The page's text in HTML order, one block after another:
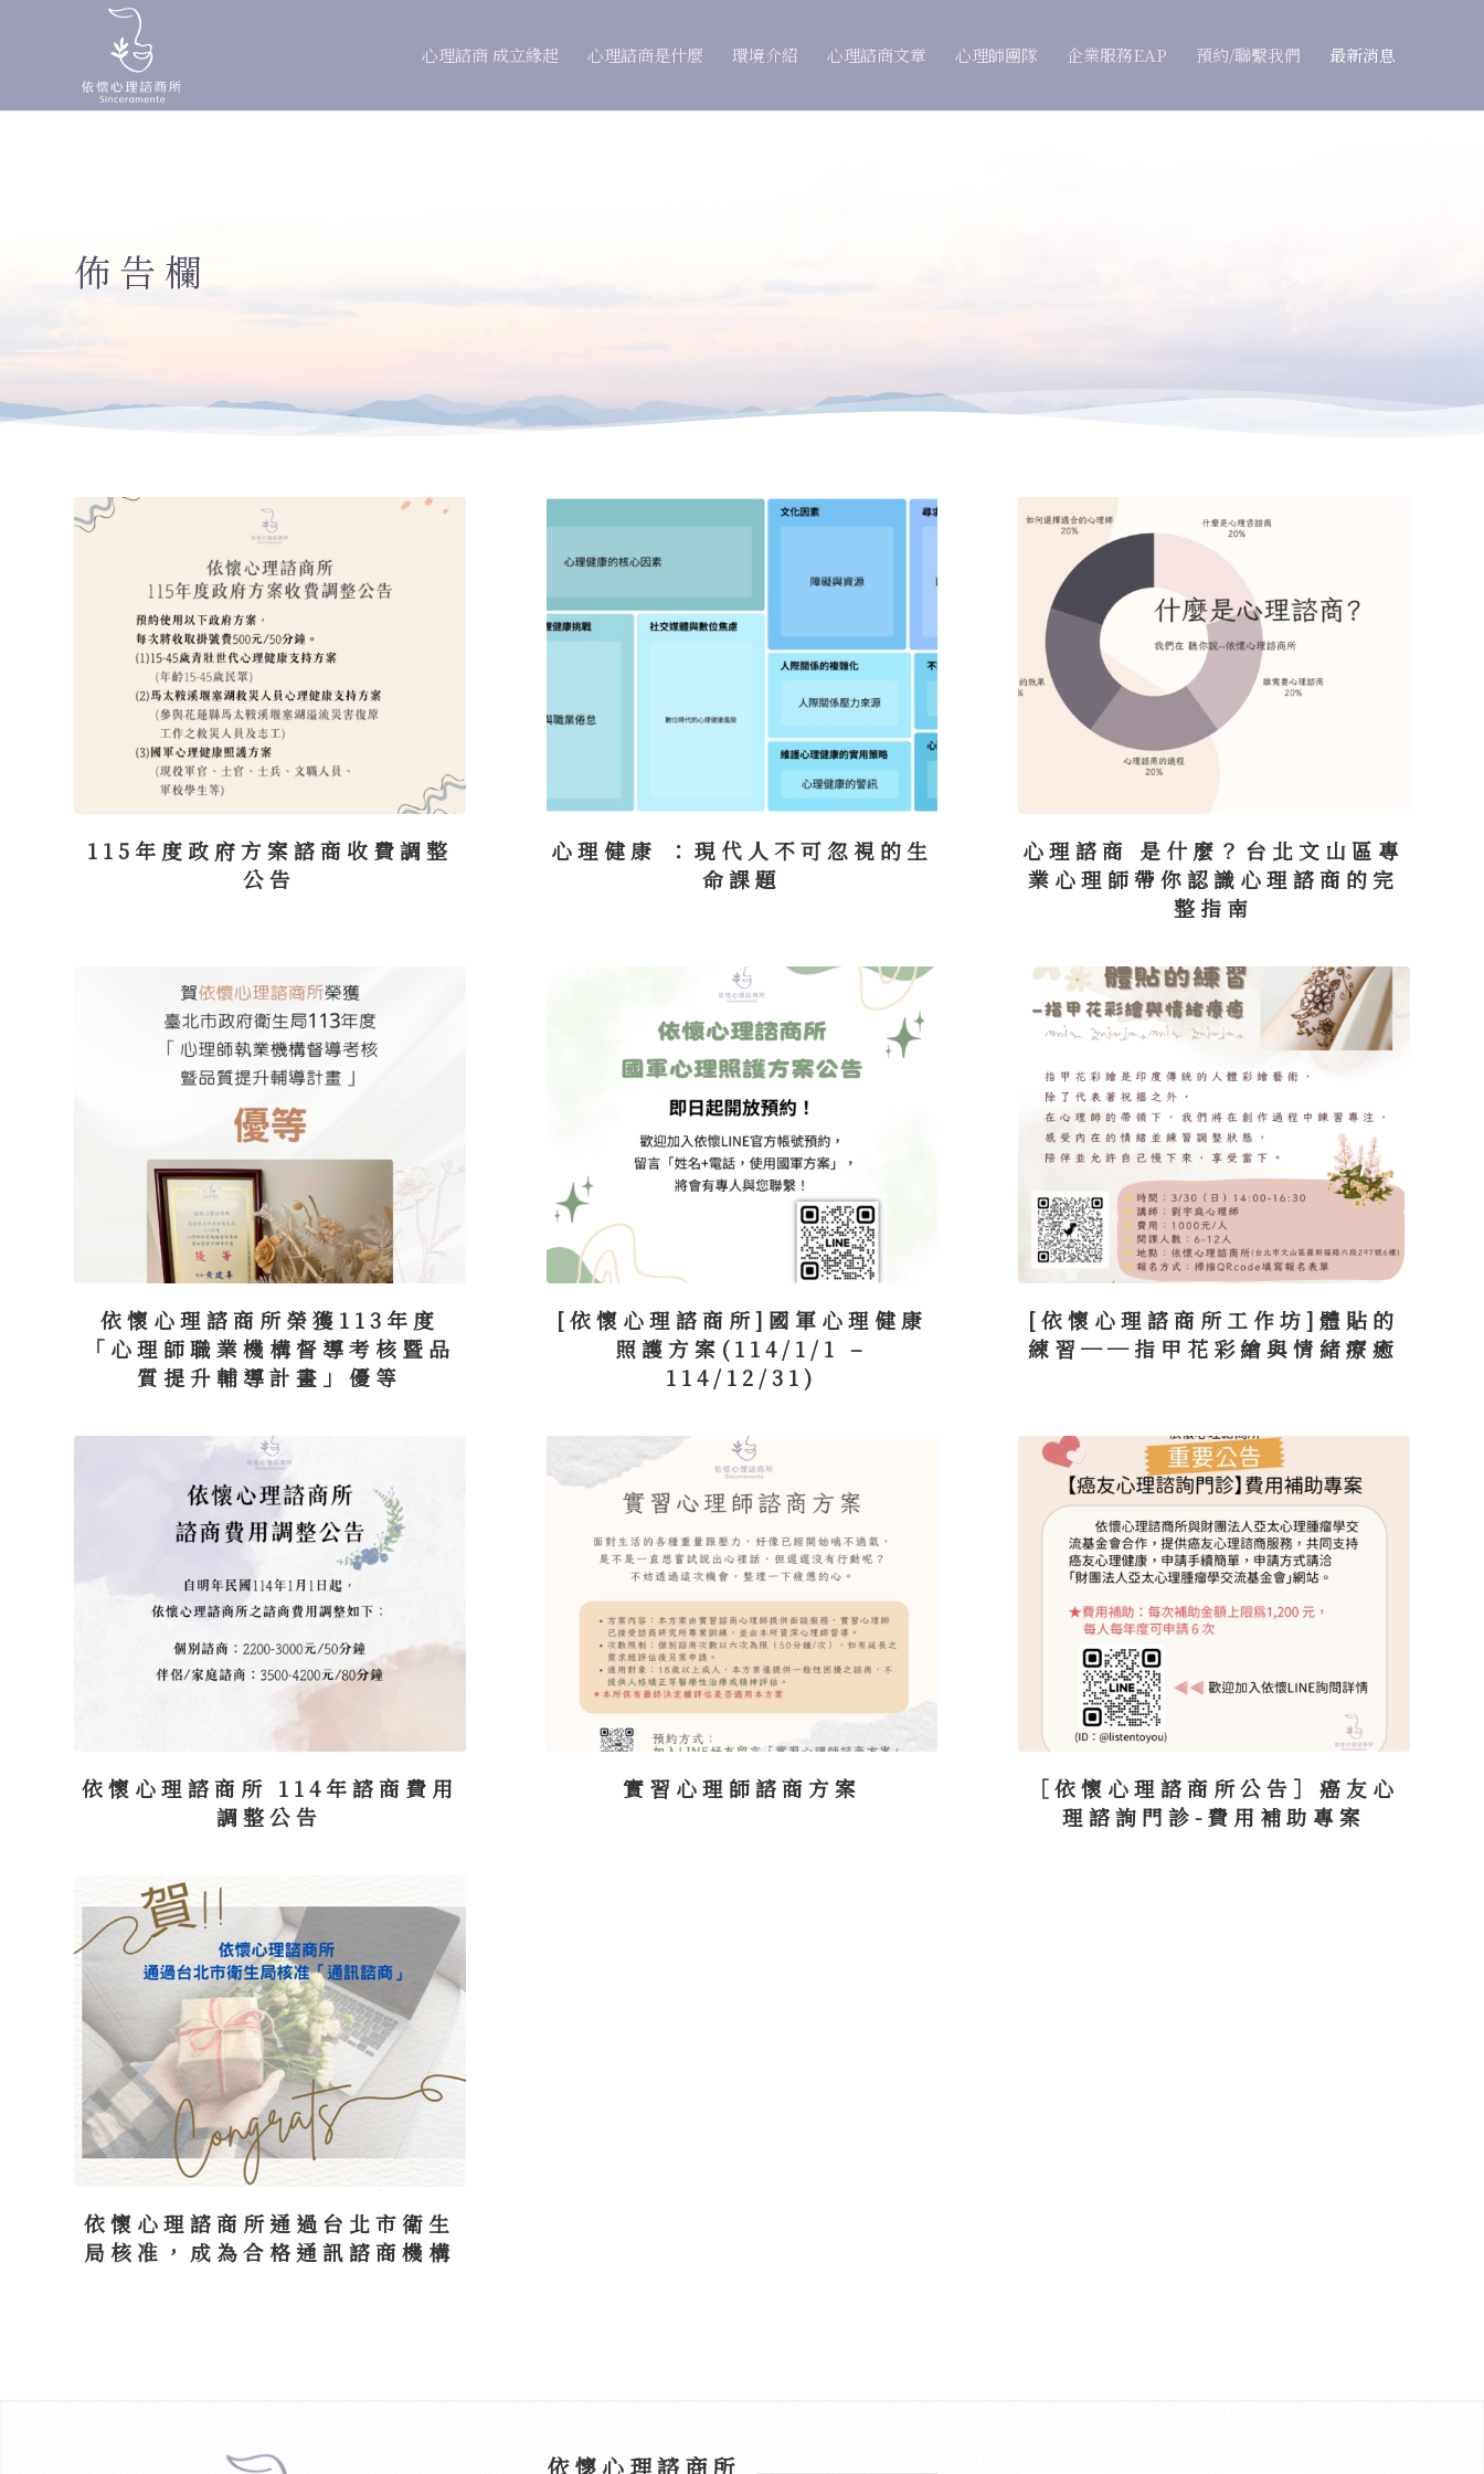
心理諮商 成立緣起 心理諮商是什麼 環境介紹 心理諮商文章 心理師團隊 企業服務EAP 預約/聯繫我們 最新消息
佈告欄
115年度政府方案諮商收費調整
公告
心理健康 ：現代人不可忽視的生
命課題
心理諮商 是什麼？台北文山區專
業心理師帶你認識心理諮商的完
整指南
依懷心理諮商所榮獲113年度
「心理師職業機構督導考核暨品
質提升輔導計畫」優等
[依懷心理諮商所]國軍心理健康
照護方案(114/1/1 –
114/12/31)
[依懷心理諮商所工作坊]體貼的
練習──指甲花彩繪與情緒療癒
依懷心理諮商所 114年諮商費用
調整公告
實習心理師諮商方案
［依懷心理諮商所公告］癌友心
理諮詢門診-費用補助專案
依懷心理諮商所通過台北市衛生
局核准，成為合格通訊諮商機構
依懷心理諮商所